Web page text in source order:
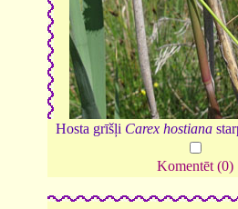
Hosta grīšļi Carex hostiana
Komentēt (0)